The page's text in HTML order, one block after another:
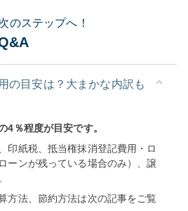
のステップへ！
の目安は？大まかな内訳も
4％程度が目安です。
印紙税、抵当権抹消登記費用・ロ
ーンが残っている場合のみ）、譲
方法、節約方法は次の記事をご覧